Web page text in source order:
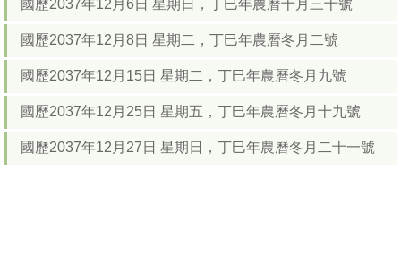
國歷2037年12月6日 星期日，丁巳年農曆十月三十號
國歷2037年12月8日 星期二，丁巳年農曆冬月二號
國歷2037年12月15日 星期二，丁巳年農曆冬月九號
國歷2037年12月25日 星期五，丁巳年農曆冬月十九號
國歷2037年12月27日 星期日，丁巳年農曆冬月二十一號